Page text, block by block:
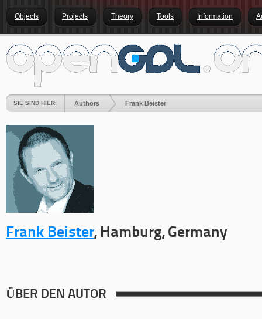
Objects Projects Theory Tools Information
SIE SIND HIER: Authors Frank Beister
Frank Beister, Hamburg, Germany
ÜBER DEN AUTOR